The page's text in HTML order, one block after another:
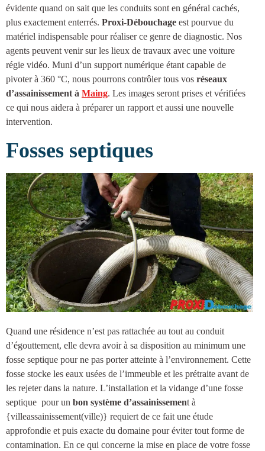
évidente quand on sait que les conduits sont en général cachés,
plus exactement enterrés. Proxi-Débouchage est pourvue du
matériel indispensable pour réaliser ce genre de diagnostic. Nos
agents peuvent venir sur les lieux de travaux avec une voiture
régie vidéo. Muni d’un support numérique étant capable de
pivoter à 360 °C, nous pourrons contrôler tous vos réseaux
d’assainissement à Maing. Les images seront prises et vérifiées
ce qui nous aidera à préparer un rapport et aussi une nouvelle
intervention.
Fosses septiques
Quand une résidence n’est pas rattachée au tout au conduit
d’égouttement, elle devra avoir à sa disposition au minimum une
fosse septique pour ne pas porter atteinte à l’environnement. Cette
fosse stocke les eaux usées de l’immeuble et les prétraite avant de
les rejeter dans la nature. L’installation et la vidange d’une fosse
septique pour un bon système d’assainissement à
{villeassainissement(ville)} requiert de ce fait une étude
approfondie et puis exacte du domaine pour éviter tout forme de
contamination. En ce qui concerne la mise en place de votre fosse